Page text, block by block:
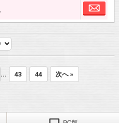
お
... 43 44 次へ »